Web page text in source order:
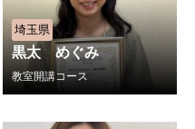
埼玉県
黒太 めぐみ
教室開講コース